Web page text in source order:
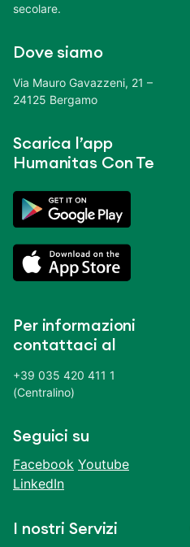
secolare.
Dove siamo
Via Mauro Gavazzeni, 21 –
24125 Bergamo
Scarica l’app
Humanitas Con Te
Per informazioni
contattaci al
+39 035 420 411 1
(Centralino)
Seguici su
Facebook Youtube
LinkedIn
I nostri Servizi